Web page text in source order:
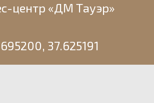
центр «ДМ Тауэр»
37.625191